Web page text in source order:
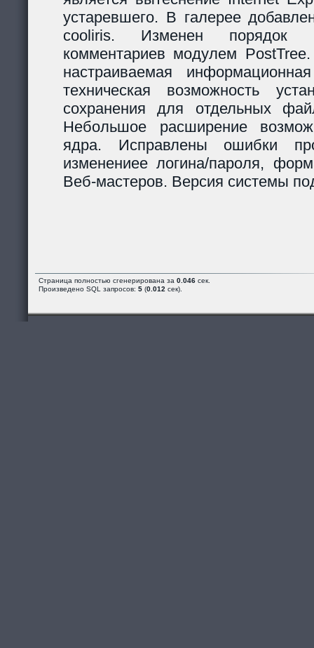
устаревшего. В галерее
cooliris. Изменен порядок
комментариев модулем
настраиваемая
техническая возможность
сохранения для отдельных
Небольшое расширение
ядра. Исправлены ошибки
изменениее логина/пароля,
Веб-мастеров. Версия системы
Страница полностью сгенерирована за 0.046 сек.
Произведено SQL запросов: 5 (0.012 сек).